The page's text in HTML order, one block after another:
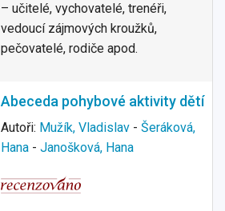
– učitelé, vychovatelé, trenéři,
vedoucí zájmových kroužků,
pečovatelé, rodiče apod.
Abeceda pohybové aktivity dětí
Autoři: Mužík, Vladislav - Šeráková,
Hana - Janošková, Hana